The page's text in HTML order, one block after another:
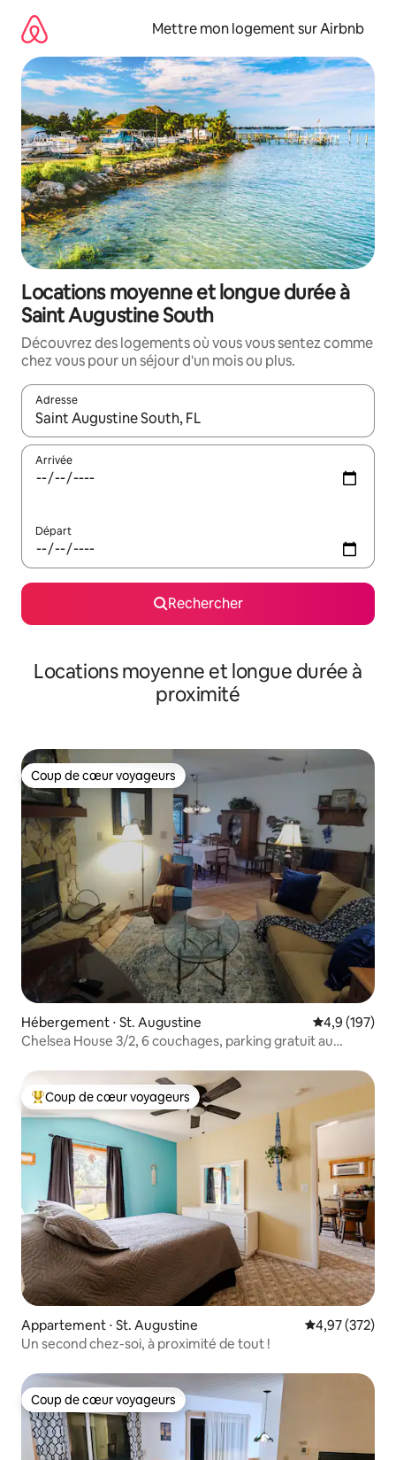
directement
contenu
Mettre mon logement sur Airbnb
Locations moyenne et longue durée à
Saint Augustine South
Découvrez des logements où vous vous sentez comme
chez vous pour un séjour d'un mois ou plus.
Adresse
Lorsque les résultats s'affichent, utilisez les flèches vers le
Arrivée
Départ
Rechercher
Locations moyenne et longue durée à
proximité
Coup de cœur voyageurs
Coup de cœur voyageurs
Hébergement ⋅ St. Augustine Évaluation
4,9 (197)
Chelsea House 3/2, 6 couchages, parking gratuit au
Coups de cœur voyageurs les plus appréciés
Coup de cœur voyageurs
Appartement ⋅ St. Augustine Évaluation
4,97 (372)
Un second chez-soi, à proximité de tout !
Coup de cœur voyageurs
Coup de cœur voyageurs